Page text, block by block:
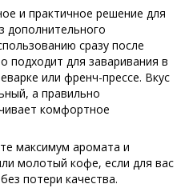
и практичное решение для
дополнительного
сразу после
подходит для заваривания в
или френч-прессе. Вкус
а правильно
комфортное
максимум аромата и
молотый кофе, если для вас
потери качества.